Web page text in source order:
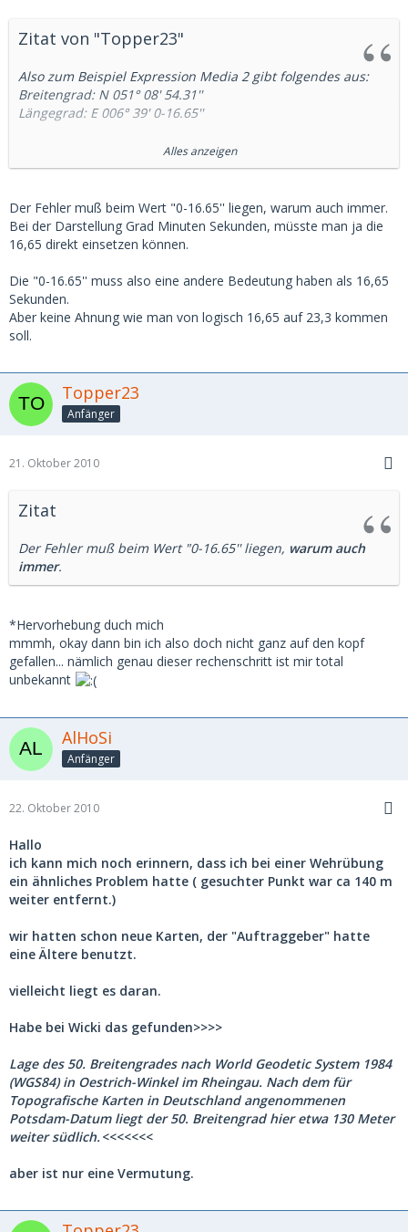
Zitat von "Topper23"
Also zum Beispiel Expression Media 2 gibt folgendes aus:
Breitengrad: N 051° 08' 54.31''
Längegrad: E 006° 39' 0-16.65''
Dein Link zum Umrechnen kommt mit dem Breitengrad
auch nicht klar (zumidnest nicht so)... ich dreh bald druch
Das Apple onboard Tool "Vorschau" wirft folgende Daten
aus:
51° 8' 54.31''
Alles anzeigen
Der Fehler muß beim Wert "0-16.65'' liegen, warum auch immer.
Bei der Darstellung Grad Minuten Sekunden, müsste man ja die
16,65 direkt einsetzen können.
Die "0-16.65'' muss also eine andere Bedeutung haben als 16,65
Sekunden.
Aber keine Ahnung wie man von logisch 16,65 auf 23,3 kommen
soll.
Topper23
Anfänger
21. Oktober 2010
Zitat
Der Fehler muß beim Wert "0-16.65'' liegen, warum auch
immer.
*Hervorhebung duch mich
mmmh, okay dann bin ich also doch nicht ganz auf den kopf
gefallen... nämlich genau dieser rechenschritt ist mir total
unbekannt
AlHoSi
Anfänger
22. Oktober 2010
Hallo
ich kann mich noch erinnern, dass ich bei einer Wehrübung
ein ähnliches Problem hatte ( gesuchter Punkt war ca 140 m
weiter entfernt.)
wir hatten schon neue Karten, der "Auftraggeber" hatte
eine Ältere benutzt.
vielleicht liegt es daran.
Habe bei Wicki das gefunden>>>>
Lage des 50. Breitengrades nach World Geodetic System 1984
(WGS84) in Oestrich-Winkel im Rheingau. Nach dem für
Topografische Karten in Deutschland angenommenen
Potsdam-Datum liegt der 50. Breitengrad hier etwa 130 Meter
weiter südlich. <<<<<<<
aber ist nur eine Vermutung.